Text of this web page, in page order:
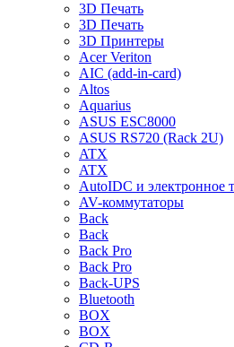
3D Печать
3D Печать
3D Принтеры
Acer Veriton
AIC (add-in-card)
Altos
Aquarius
ASUS ESC8000
ASUS RS720 (Rack 2U)
ATX
ATX
AutoIDC и электронное
AV-коммутаторы
Back
Back
Back Pro
Back Pro
Back-UPS
Bluetooth
BOX
BOX